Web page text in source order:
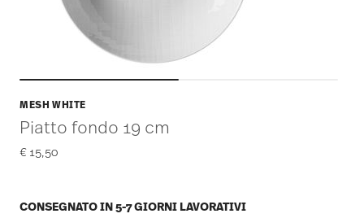
MESH WHITE
Piatto fondo 19 cm
€ 15,50
CONSEGNATO IN 5-7 GIORNI LAVORATIVI